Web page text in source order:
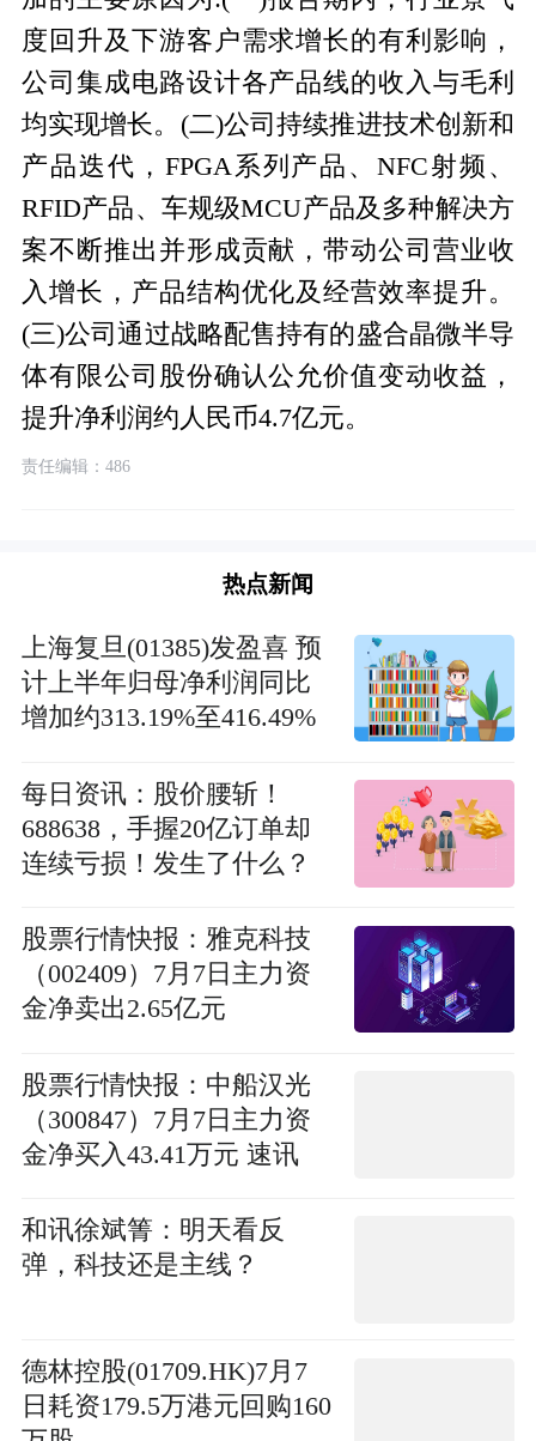
度回升及下游客户需求增长的有利影响，
公司集成电路设计各产品线的收入与毛利
均实现增长。(二)公司持续推进技术创新和
产品迭代，FPGA系列产品、NFC射频、
RFID产品、车规级MCU产品及多种解决方
案不断推出并形成贡献，带动公司营业收
入增长，产品结构优化及经营效率提升。
(三)公司通过战略配售持有的盛合晶微半导
体有限公司股份确认公允价值变动收益，
提升净利润约人民币4.7亿元。
责任编辑：486
热点新闻
上海复旦(01385)发盈喜 预
计上半年归母净利润同比
增加约313.19%至416.49%
每日资讯：股价腰斩！
688638，手握20亿订单却
连续亏损！发生了什么？
股票行情快报：雅克科技
（002409）7月7日主力资
金净卖出2.65亿元
股票行情快报：中船汉光
（300847）7月7日主力资
金净买入43.41万元 速讯
和讯徐斌箐：明天看反
弹，科技还是主线？
德林控股(01709.HK)7月7
日耗资179.5万港元回购160